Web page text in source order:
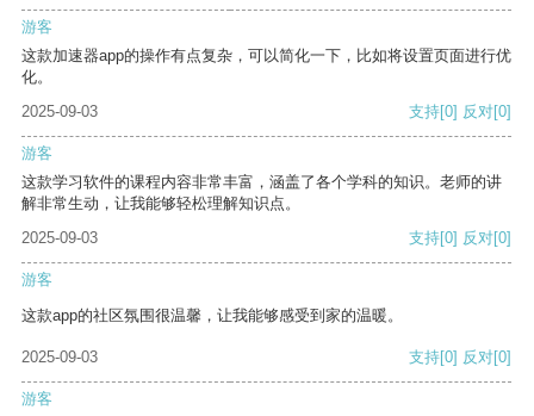
游客
这款加速器app的操作有点复杂，可以简化一下，比如将设置页面进行优
化。
2025-09-03
支持[0] 反对[0]
游客
这款学习软件的课程内容非常丰富，涵盖了各个学科的知识。老师的讲
解非常生动，让我能够轻松理解知识点。
2025-09-03
支持[0] 反对[0]
游客
这款app的社区氛围很温馨，让我能够感受到家的温暖。
2025-09-03 支持[0] 反对[0]
游客